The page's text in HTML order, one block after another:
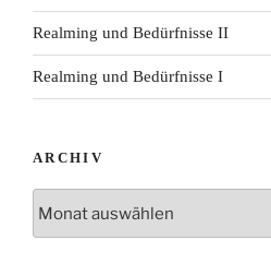
Realming und Bedürfnisse II
Realming und Bedürfnisse I
ARCHIV